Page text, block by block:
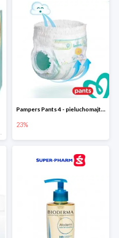
Pampers Pants 4 - pieluchomajtki dla dzieci (9-15kg)
23%